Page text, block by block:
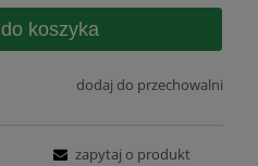
do koszyka
dodaj do przechowalni
zapytaj o produkt